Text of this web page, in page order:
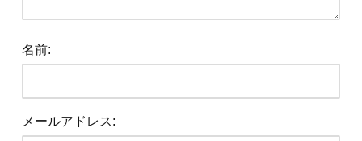
名前:
メールアドレス: